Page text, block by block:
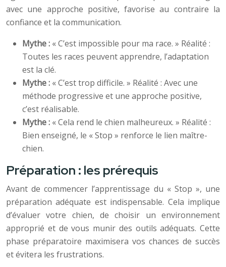
avec une approche positive, favorise au contraire la
confiance et la communication.
Mythe : « C’est impossible pour ma race. » Réalité :
Toutes les races peuvent apprendre, l’adaptation
est la clé.
Mythe : « C’est trop difficile. » Réalité : Avec une
méthode progressive et une approche positive,
c’est réalisable.
Mythe : « Cela rend le chien malheureux. » Réalité :
Bien enseigné, le « Stop » renforce le lien maître-
chien.
Préparation : les prérequis
Avant de commencer l’apprentissage du « Stop », une
préparation adéquate est indispensable. Cela implique
d’évaluer votre chien, de choisir un environnement
approprié et de vous munir des outils adéquats. Cette
phase préparatoire maximisera vos chances de succès
et évitera les frustrations.